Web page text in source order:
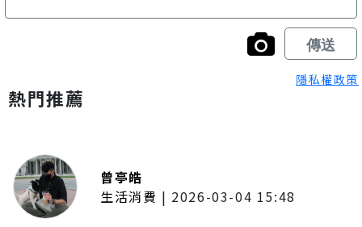
隱私權政策
熱門推薦
曾亭皓
生活消費 | 2026-03-04 15:48